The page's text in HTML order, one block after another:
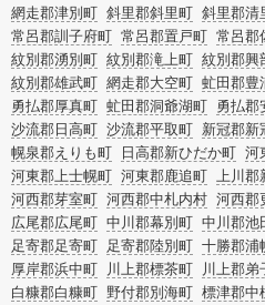
網走郡津別町 斜里郡斜里町 斜里郡清
常呂郡訓子府町 常呂郡置戸町 常呂郡
紋別郡湧別町 紋別郡滝上町 紋別郡興
紋別郡雄武町 網走郡大空町 虻田郡豊
勇払郡厚真町 虻田郡洞爺湖町 勇払郡
沙流郡日高町 沙流郡平取町 新冠郡新
幌泉郡えりも町
日高郡新ひだか町 河
河東郡上士幌町 河東郡鹿追町 上川郡
河西郡芽室町 河西郡中札内村 河西郡
広尾郡広尾町 中川郡幕別町 中川郡池
足寄郡足寄町 足寄郡陸別町 十勝郡浦
厚岸郡浜中町
川上郡標茶町 川上郡弟
白糠郡白糠町 野付郡別海町 標津郡中